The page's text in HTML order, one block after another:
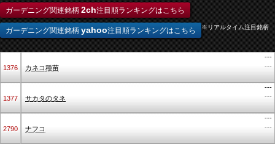
ガーデニング関連銘柄 2ch注目順ランキングはこちら
ガーデニング関連銘柄 yahoo注目順ランキングはこちら ※リアルタイム注目銘柄
1376 カネコ種苗
---
---
1377 サカタのタネ
---
---
2790 ナフコ
---
---